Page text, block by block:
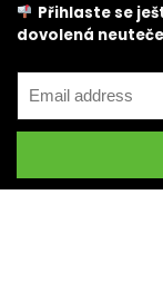
Přihlaste se
dovolená